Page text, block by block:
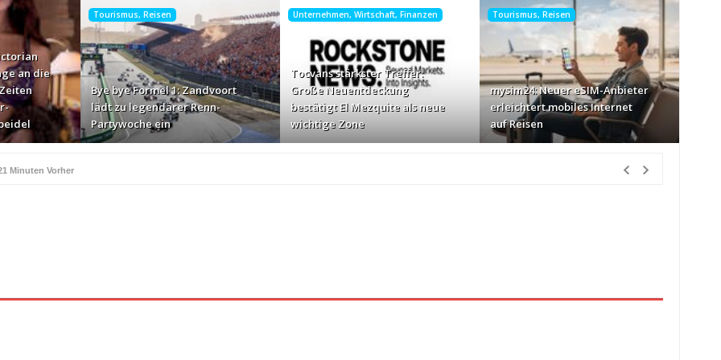
an die
Tourismus, Reisen
Bye bye Formel 1: Zandvoort
lädt zu legendärer Renn-
Partywoche ein
Unternehmen, Wirtschaft, Finanzen
Tocvans stärkster Treffer:
Große Neuentdeckung
bestätigt El Mezquite als neue
wichtige Zone
Tourismus, Reisen
mysim24: Neuer eSIM-Anbieter
erleichtert mobiles Internet
auf Reisen
Minuten Vorher
als neue wichtige Zone
für Werkzeuge und Formen